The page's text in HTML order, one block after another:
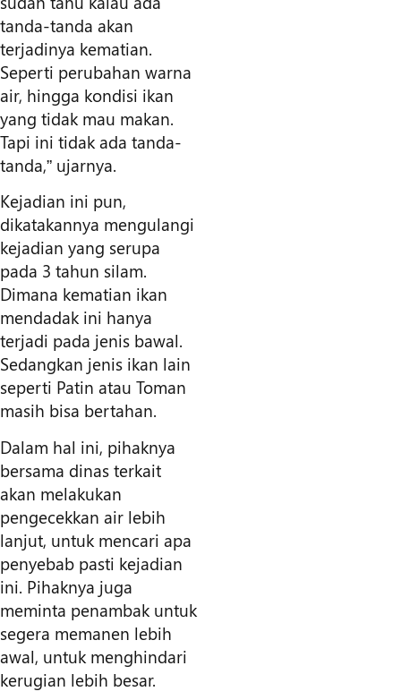
tanda-tanda akan
terjadinya kematian.
Seperti perubahan warna
air, hingga kondisi ikan
yang tidak mau makan.
Tapi ini tidak ada tanda-
tanda,” ujarnya.
Kejadian ini pun,
dikatakannya mengulangi
kejadian yang serupa
pada 3 tahun silam.
Dimana kematian ikan
mendadak ini hanya
terjadi pada jenis bawal.
Sedangkan jenis ikan lain
seperti Patin atau Toman
masih bisa bertahan.
Dalam hal ini, pihaknya
bersama dinas terkait
akan melakukan
pengecekkan air lebih
lanjut, untuk mencari apa
penyebab pasti kejadian
ini. Pihaknya juga
meminta penambak untuk
segera memanen lebih
awal, untuk menghindari
kerugian lebih besar.